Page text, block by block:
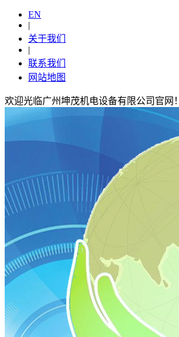
EN
|
关于我们
|
联系我们
网站地图
欢迎光临广州坤茂机电设备有限公司官网！